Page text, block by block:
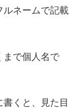
ルネームで記載
まで個人名で
くと、見た目